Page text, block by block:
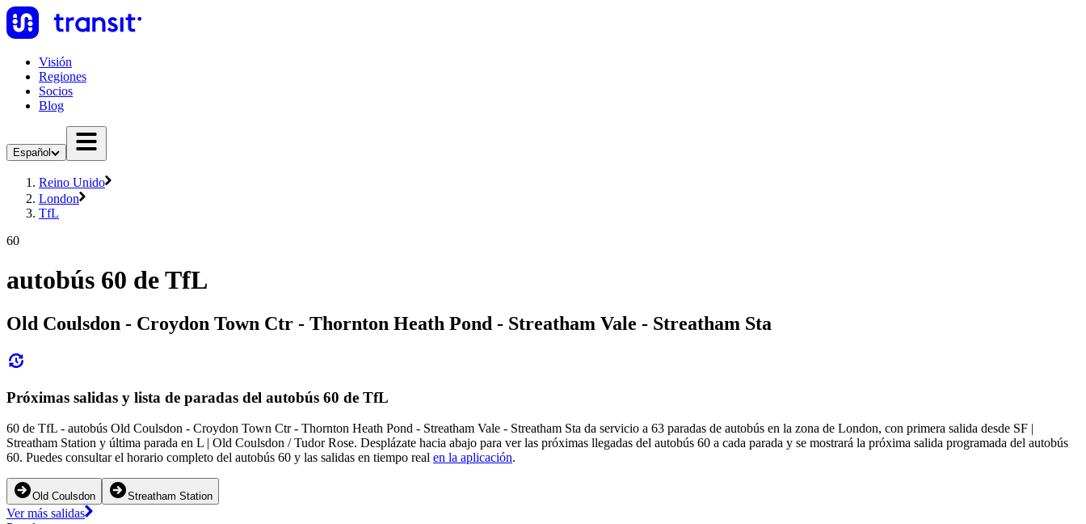
Visión
Regiones
Socios
Blog
Español
Reino Unido
London
TfL
60
autobús 60 de TfL
Old Coulsdon - Croydon Town Ctr - Thornton Heath Pond - Streatham Vale - Streatham Sta
Próximas salidas y lista de paradas del autobús 60 de TfL
60 de TfL - autobús Old Coulsdon - Croydon Town Ctr - Thornton Heath Pond - Streatham Vale - Streatham Sta da servicio a 63 paradas de autobús en la zona de London, con primera salida desde SF |
Streatham Station y última parada en L | Old Coulsdon / Tudor Rose. Desplázate hacia abajo para ver las próximas llegadas del autobús 60 a cada parada y se mostrará la próxima salida programada del autobús
60. Puedes consultar el horario completo del autobús 60 y las salidas en tiempo real en la aplicación.
Old Coulsdon Streatham Station
Ver más salidas